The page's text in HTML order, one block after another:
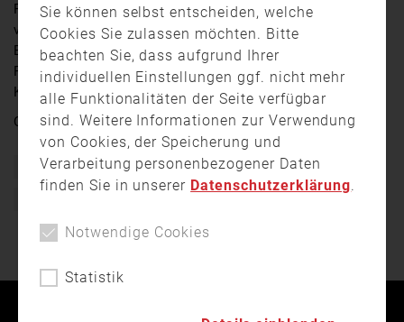
Feierstunde wurde der Amtswechsel auch ganz offiziell
vollzogen. Landrat Bernhard Kern betonte dabei das
Engagement, die Kompetenz und die schnelle
Reaktionsfähigkeit der Mitglieder der
Kreisbrandinspektion und aller Feuerwehreinsatzkräfte.
Quelle:RFO
Bayern Berchtesgadener Land Ehrenamt Feuerwehr
Impressum Datenschutz
Sie können selbst entscheiden, welche
Cookies Sie zulassen möchten. Bitte
beachten Sie, dass aufgrund Ihrer
individuellen Einstellungen ggf. nicht mehr
alle Funktionalitäten der Seite verfügbar
sind. Weitere Informationen zur Verwendung
von Cookies, der Speicherung und
Verarbeitung personenbezogener Daten
finden Sie in unserer Datenschutzerklärung.
Notwendige Cookies
Statistik